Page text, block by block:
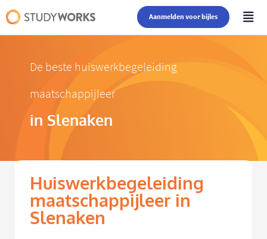
Aanmelden voor bijles
De beste huiswerkbegeleiding
maatschappijleer
in Slenaken
Huiswerkbegeleiding
maatschappijleer in
Slenaken